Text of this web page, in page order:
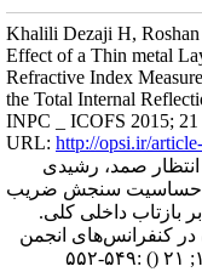
Khalili Dezaji H,
Effect of a Thin metal
Refractive Index
the Total Internal
INPC _ ICOFS 2015; 21
URL: http://opsi.ir/
صمد، رشیدی
بر حساسیت سنجش ضریب
داخلی کلی.
در کنفرانس‌های انجمن
() :۵۴۹-۵۵۲